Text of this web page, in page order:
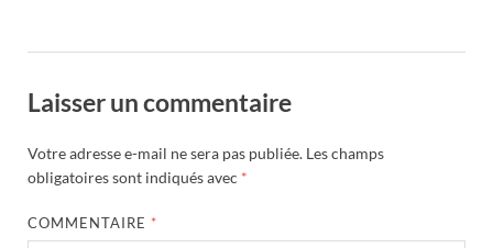
Laisser un commentaire
Votre adresse e-mail ne sera pas publiée. Les champs
obligatoires sont indiqués avec *
COMMENTAIRE *